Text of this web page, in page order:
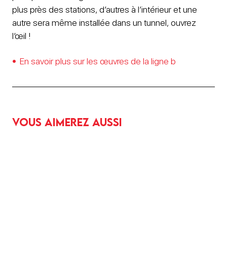
plus près des stations, d’autres à l’intérieur et une
autre sera même installée dans un tunnel, ouvrez
l’œil !
En savoir plus sur les œuvres de la ligne b
Vous aimerez aussi